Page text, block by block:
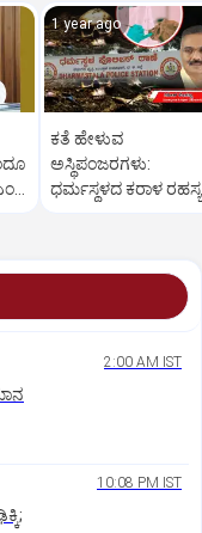
1 year ago
ಕತೆ ಹೇಳುವ
ಅಸ್ಥಿಪಂಜರಗಳು:
ಧರ್ಮಸ್ಥಳದ‌ ಕರಾಳ ರಹಸ್ಯ
2:00 AM IST
10:08 PM IST